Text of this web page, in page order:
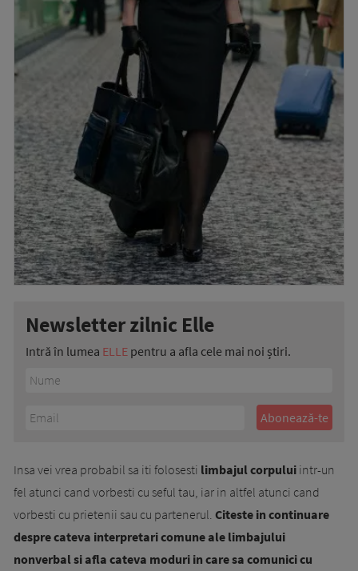
Newsletter zilnic Elle
Intră în lumea ELLE pentru a afla cele mai noi știri.
Insa vei vrea probabil sa iti folosesti limbajul corpului intr-un
fel atunci cand vorbesti cu seful tau, iar in altfel atunci cand
vorbesti cu prietenii sau cu partenerul. Citeste in continuare
despre cateva interpretari comune ale limbajului
nonverbal si afla cateva moduri in care sa comunici cu